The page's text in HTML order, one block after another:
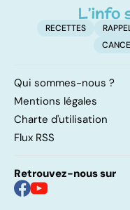
RECETTES
Qui sommes-nous ?
Mentions légales
Charte d'utilisation
Flux RSS
Retrouvez-nous sur